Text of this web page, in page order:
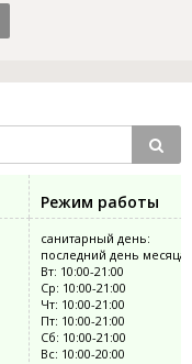
Режим работы
санитарный день:
последний день месяца
Вт: 10:00-21:00
Ср: 10:00-21:00
Чт: 10:00-21:00
Пт: 10:00-21:00
Сб: 10:00-21:00
Вс: 10:00-20:00